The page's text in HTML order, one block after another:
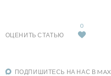
ОЦЕНИТЬ СТАТЬЮ
0
ПОДПИШИТЕСЬ НА НАС В MAX